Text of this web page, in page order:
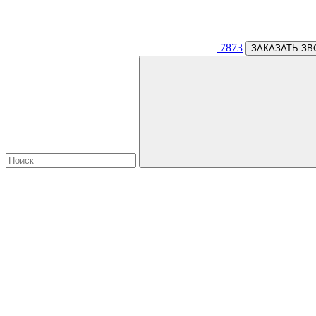
7873 ЗАКАЗАТЬ